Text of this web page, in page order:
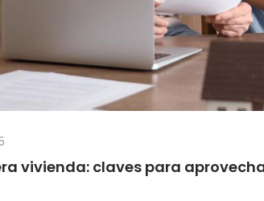
vivienda: claves para